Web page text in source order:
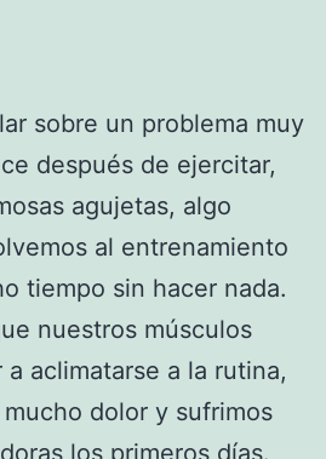
sobre un problema muy
después de ejercitar,
agujetas, algo
al entrenamiento
tiempo sin hacer nada.
nuestros músculos
aclimatarse a la rutina,
dolor y sufrimos
los primeros días.